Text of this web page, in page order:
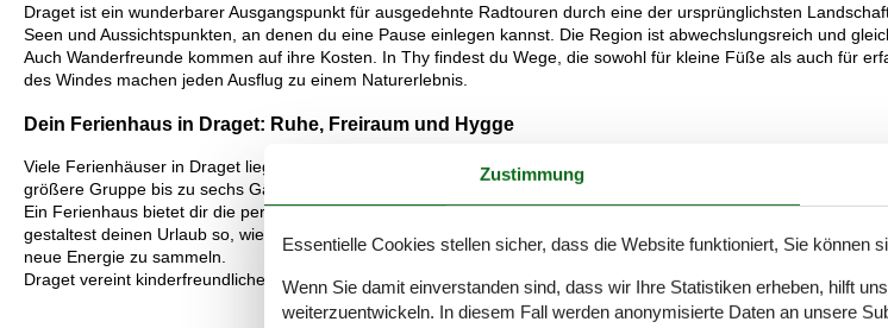
Draget ist ein wunderbarer Ausgangspunkt für ausgedehnte Radtouren durch eine der ursprünglichsten
Seen und Aussichtspunkten, an denen du eine Pause einlegen kannst. Die Region ist abwechslungsreich und
Auch Wanderfreunde kommen auf ihre Kosten. In Thy findest du Wege, die sowohl für kleine Füße als auch für
des Windes machen jeden Ausflug zu einem Naturerlebnis.
Dein Ferienhaus in Draget: Ruhe, Freiraum und Hygge
Viele Ferienhäuser in Draget liegen in ruhigen, naturgeprägten Lagen – ideal für alle, die sich nach Erholung
größere Gruppe bis zu sechs Gästen: In Draget findest du das passende Ferienhaus mit viel Platz, gemütlichen
Ein Ferienhaus bietet dir die perfekte Mischung aus Komfort und Freiheit. Frühstück auf der Terrasse,
gestaltest deinen Urlaub so, wie er sich für dich richtig anfühlt. Viele Gäste bleiben eine Woche oder länger,
neue Energie zu sammeln.
Draget vereint kinderfreundlichen Strandgenuss, weitläufige Natur und dänische Gelassenheit zu einem Urlaub,
Zustimmung
Essentielle Cookies stellen sicher, dass die Website funktioniert, Sie können
Wenn Sie damit einverstanden sind, dass wir Ihre Statistiken erheben, hilft
weiterzuentwickeln. In diesem Fall werden anonymisierte Daten an unsere